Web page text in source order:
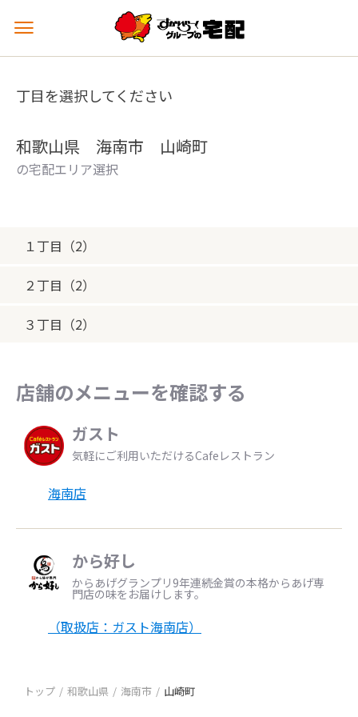
メ
ュ
を
丁目を選択してください
和歌山県 海南市 山崎町
の宅配エリア選択
１丁目（2）
２丁目（2）
３丁目（2）
店舗のメニューを確認する
ガスト
気軽にご利用いただけるCafeレストラン
海南店
から好し
からあげグランプリ9年連続金賞の本格からあげ専
門店の味をお届けします。
（取扱店：ガスト海南店）
トップ 和歌山県 海南市 山崎町